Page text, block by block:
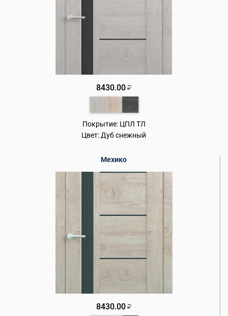
8430.00 ₽
Покрытие: ЦПЛ ТЛ
Цвет: Дуб снежный
Мехико
8430.00 ₽